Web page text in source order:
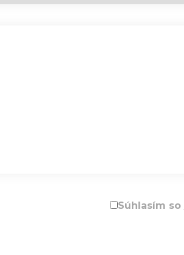
Súhlasím so